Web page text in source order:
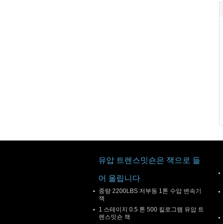
유압 트렌스밋숀은 잭으로 들
어 올립니다
중량 2200LBS 저부동 1톤 수압 변속기
잭
1 스테이지 0.5 톤 500 킬로그램 유압 트
렌스밋숀 잭